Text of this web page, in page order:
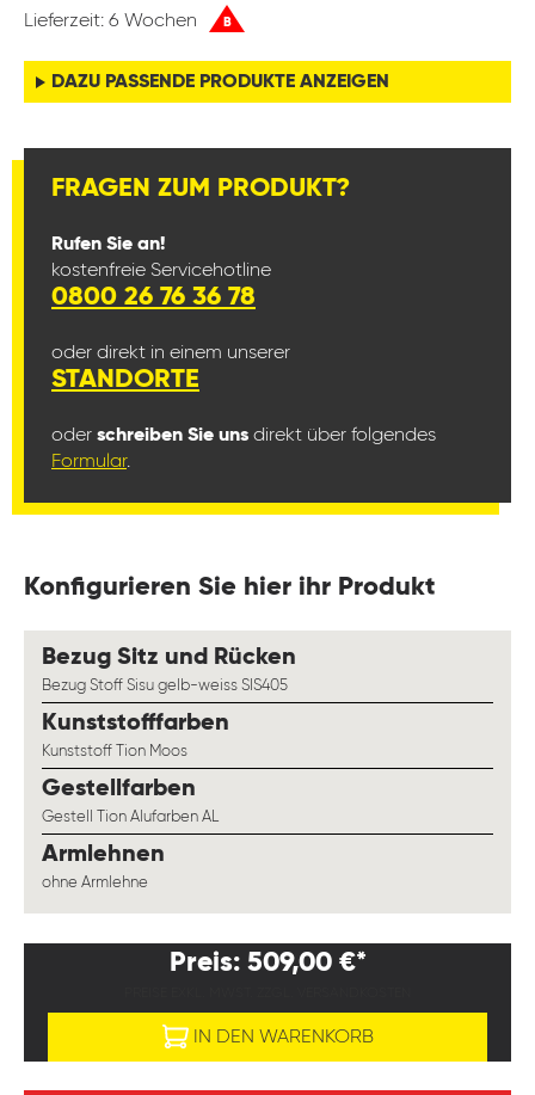
Lieferzeit: 6 Wochen B
DAZU PASSENDE PRODUKTE ANZEIGEN
FRAGEN ZUM PRODUKT?
Rufen Sie an!
kostenfreie Servicehotline
0800 26 76 36 78
oder direkt in einem unserer
STANDORTE
oder schreiben Sie uns direkt über folgendes
Formular.
Konfigurieren Sie hier ihr Produkt
Bezug Sitz und Rücken
Bezug Stoff Sisu gelb-weiss SIS405
Kunststofffarben
Kunststoff Tion Moos
Gestellfarben
Gestell Tion Alufarben AL
Armlehnen
ohne Armlehne
Preis: 509,00 €*
IN DEN WARENKORB